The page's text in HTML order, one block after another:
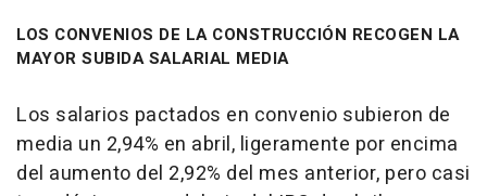
LOS CONVENIOS DE LA CONSTRUCCIÓN RECOGEN LA
MAYOR SUBIDA SALARIAL MEDIA
Los salarios pactados en convenio subieron de
media un 2,94% en abril, ligeramente por encima
del aumento del 2,92% del mes anterior, pero casi